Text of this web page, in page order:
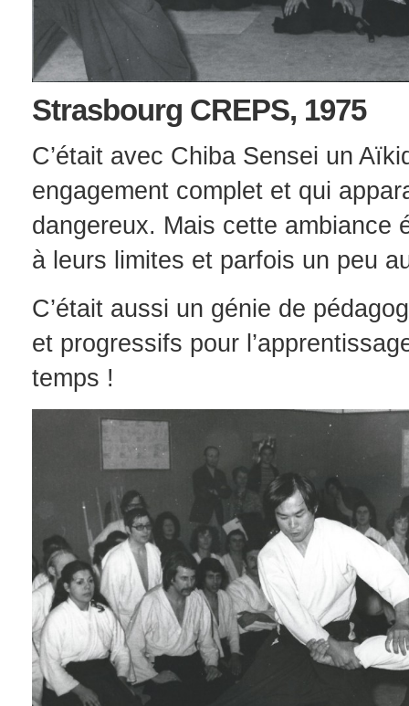
Strasbourg CREPS, 1975
C’était avec Chiba Sensei un
engagement complet et qui
dangereux. Mais cette ambiance
à leurs limites et parfois un peu
C’était aussi un génie de
et progressifs pour
temps !